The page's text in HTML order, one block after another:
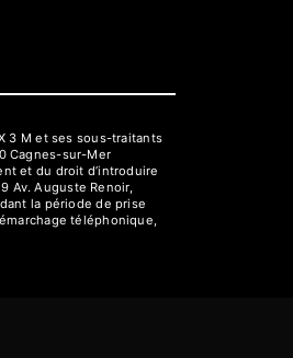
3 M et ses sous-traitants
Cagnes-sur-Mer
et du droit d’introduire
Av. Auguste Renoir,
la période de prise
téléphonique,